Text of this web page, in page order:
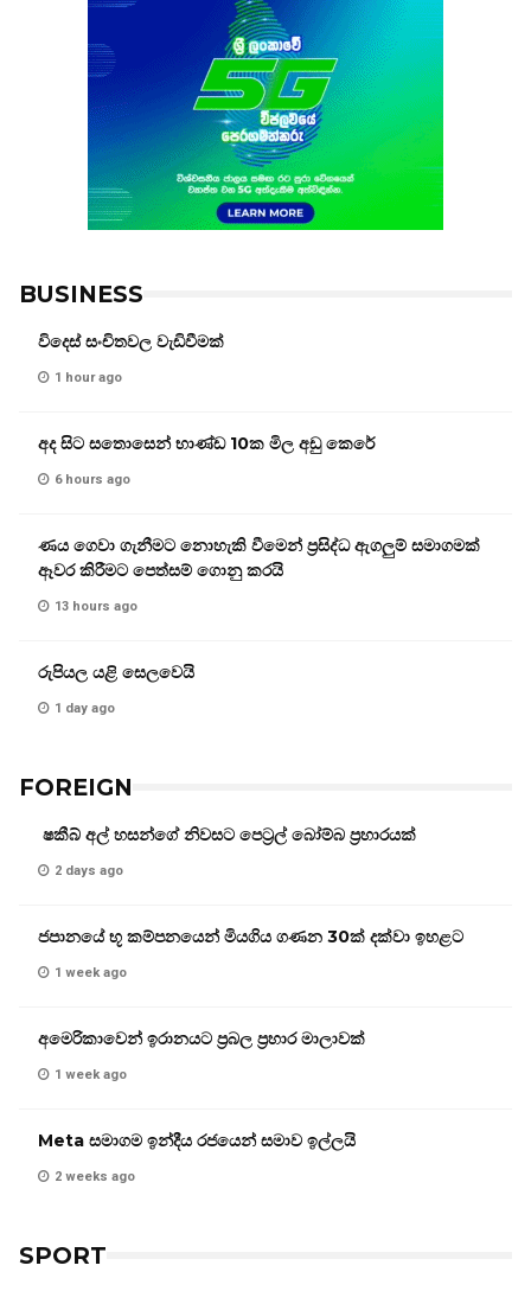
BUSINESS
විදෙස් සංචිතවල වැඩිවීමක්
1 hour ago
අද සිට සතොසෙන් භාණ්ඩ 10ක මිල අඩු කෙරේ
6 hours ago
ණය ගෙවා ගැනීමට නොහැකි වීමෙන් ප්‍රසිද්ධ ඇගලුම් සමාගමක්
ඈවර කිරීමට පෙත්සම් ගොනු කරයි
13 hours ago
රුපියල යළි සෙලවෙයි
1 day ago
FOREIGN
ෂකීබ් අල් හසන්ගේ නිවසට පෙට්‍රල් බෝම්බ ප්‍රහාරයක්
2 days ago
ජපානයේ භූ කම්පනයෙන් මියගිය ගණන 30ක් දක්වා ඉහළට
1 week ago
අමෙරිකාවෙන් ඉරානයට ප්‍රබල ප්‍රහාර මාලාවක්
1 week ago
Meta සමාගම ඉන්දීය රජයෙන් සමාව ඉල්ලයි
2 weeks ago
SPORT